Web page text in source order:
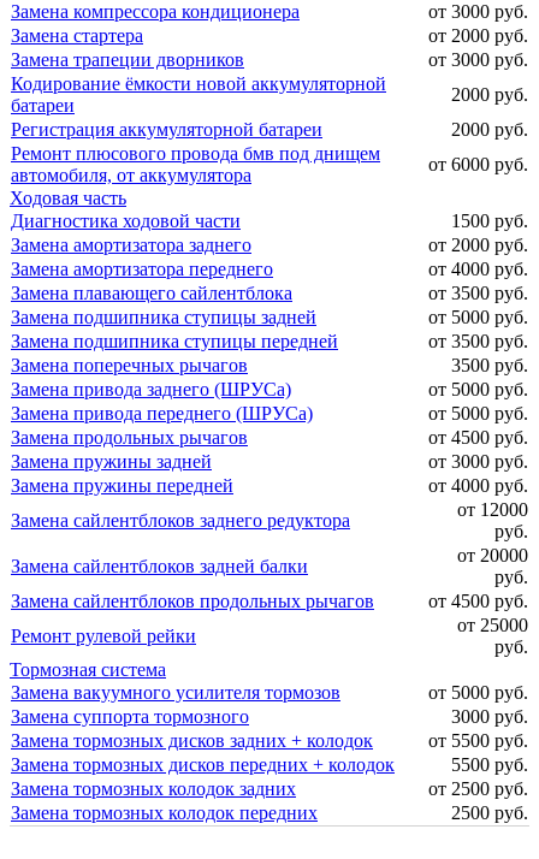
Замена компрессора кондиционера
от 3000 руб.
Замена стартера
от 2000 руб.
Замена трапеции дворников
от 3000 руб.
Кодирование ёмкости новой аккумуляторной
батареи
2000 руб.
Регистрация аккумуляторной батареи
2000 руб.
Ремонт плюсового провода бмв под днищем
автомобиля, от аккумулятора
от 6000 руб.
Ходовая часть
Диагностика ходовой части
1500 руб.
Замена амортизатора заднего
от 2000 руб.
Замена амортизатора переднего
от 4000 руб.
Замена плавающего сайлентблока
от 3500 руб.
Замена подшипника ступицы задней
от 5000 руб.
Замена подшипника ступицы передней
от 3500 руб.
Замена поперечных рычагов
3500 руб.
Замена привода заднего (ШРУСа)
от 5000 руб.
Замена привода переднего (ШРУСа)
от 5000 руб.
Замена продольных рычагов
от 4500 руб.
Замена пружины задней
от 3000 руб.
Замена пружины передней
от 4000 руб.
Замена сайлентблоков заднего редуктора
от 12000
руб.
Замена сайлентблоков задней балки
от 20000
руб.
Замена сайлентблоков продольных рычагов
от 4500 руб.
Ремонт рулевой рейки
от 25000
руб.
Тормозная система
Замена вакуумного усилителя тормозов
от 5000 руб.
Замена суппорта тормозного
3000 руб.
Замена тормозных дисков задних + колодок
от 5500 руб.
Замена тормозных дисков передних + колодок
5500 руб.
Замена тормозных колодок задних
от 2500 руб.
Замена тормозных колодок передних
2500 руб.